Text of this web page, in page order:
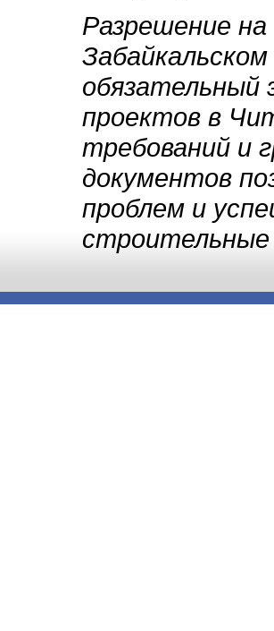
Разрешение
обязательный
проектов в
требований и
документов
проблем и